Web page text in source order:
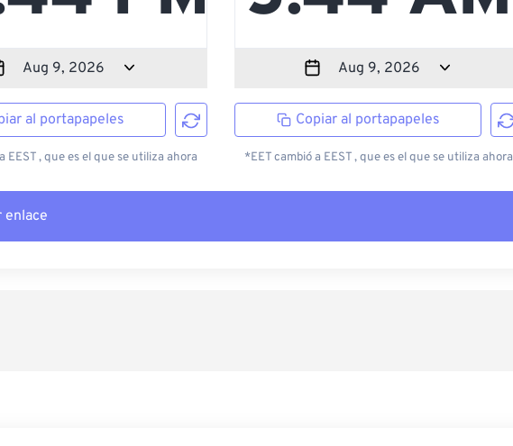
al portapapeles
EEST , que es el que se utiliza ahora
Copiar al portapapeles
*EET cambió a EEST , que es el que se utiliza ahora
enlace